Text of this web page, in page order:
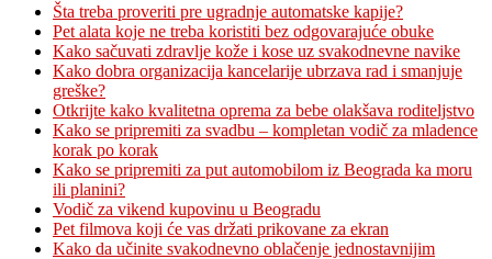
Šta treba proveriti pre ugradnje automatske kapije?
Pet alata koje ne treba koristiti bez odgovarajuće obuke
Kako sačuvati zdravlje kože i kose uz svakodnevne navike
Kako dobra organizacija kancelarije ubrzava rad i smanjuje
greške?
Otkrijte kako kvalitetna oprema za bebe olakšava roditeljstvo
Kako se pripremiti za svadbu – kompletan vodič za mladence
korak po korak
Kako se pripremiti za put automobilom iz Beograda ka moru
ili planini?
Vodič za vikend kupovinu u Beogradu
Pet filmova koji će vas držati prikovane za ekran
Kako da učinite svakodnevno oblačenje jednostavnijim